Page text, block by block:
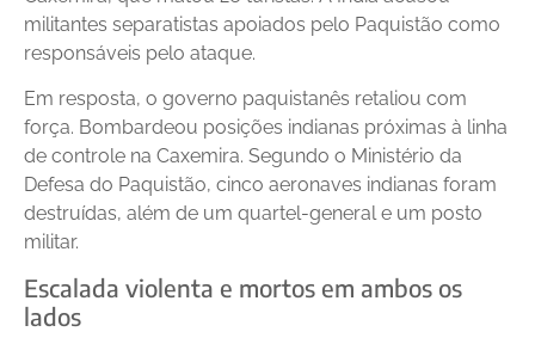
militantes separatistas apoiados pelo Paquistão como
responsáveis pelo ataque.
Em resposta, o governo paquistanês retaliou com
força. Bombardeou posições indianas próximas à linha
de controle na Caxemira. Segundo o Ministério da
Defesa do Paquistão, cinco aeronaves indianas foram
destruídas, além de um quartel-general e um posto
militar.
Escalada violenta e mortos em ambos os
lados